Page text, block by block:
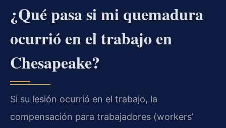
¿Qué pasa si mi quemadura
ocurrió en el trabajo en
Chesapeake?
Si su lesión ocurrió en el trabajo, la
compensación para trabajadores (workers’